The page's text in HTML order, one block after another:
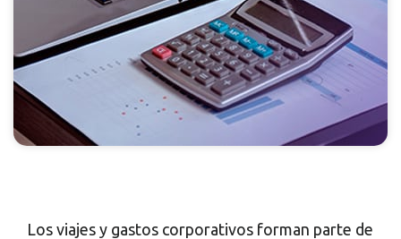
Los viajes y gastos corporativos forman parte de